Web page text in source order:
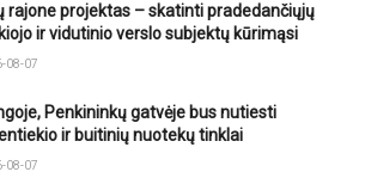
rajone projektas – skatinti pradedančiųjų
ir vidutinio verslo subjektų kūrimąsi
08-07
Penkininkų gatvėje bus nutiesti
ir buitinių nuotekų tinklai
08-07